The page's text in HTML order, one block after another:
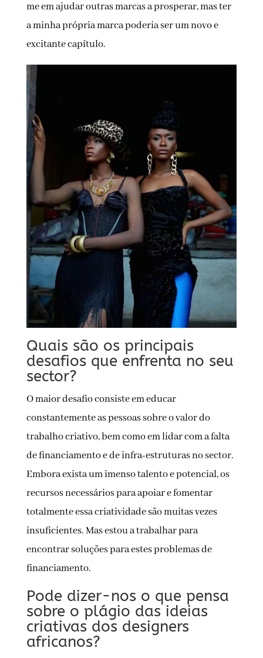
me em ajudar outras marcas a prosperar, mas ter
a minha própria marca poderia ser um novo e
excitante capítulo.
Quais são os principais
desafios que enfrenta no seu
sector?
O maior desafio consiste em educar
constantemente as pessoas sobre o valor do
trabalho criativo, bem como em lidar com a falta
de financiamento e de infra-estruturas no sector.
Embora exista um imenso talento e potencial, os
recursos necessários para apoiar e fomentar
totalmente essa criatividade são muitas vezes
insuficientes. Mas estou a trabalhar para
encontrar soluções para estes problemas de
financiamento.
Pode dizer-nos o que pensa
sobre o plágio das ideias
criativas dos designers
africanos?